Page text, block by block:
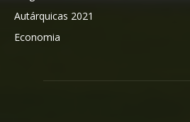
Autárquicas 2021
Economia